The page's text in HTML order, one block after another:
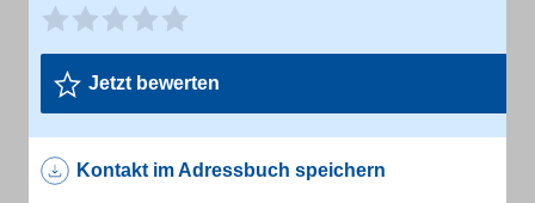
Jetzt bewerten
Kontakt im Adressbuch speichern